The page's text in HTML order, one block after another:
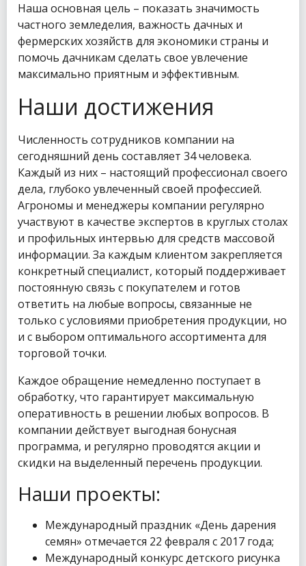
Наша основная цель – показать значимость
частного земледелия, важность дачных и
фермерских хозяйств для экономики страны и
помочь дачникам сделать свое увлечение
максимально приятным и эффективным.
Наши достижения
Численность сотрудников компании на
сегодняшний день составляет 34 человека.
Каждый из них – настоящий профессионал своего
дела, глубоко увлеченный своей профессией.
Агрономы и менеджеры компании регулярно
участвуют в качестве экспертов в круглых столах
и профильных интервью для средств массовой
информации. За каждым клиентом закрепляется
конкретный специалист, который поддерживает
постоянную связь с покупателем и готов
ответить на любые вопросы, связанные не
только с условиями приобретения продукции, но
и с выбором оптимального ассортимента для
торговой точки.
Каждое обращение немедленно поступает в
обработку, что гарантирует максимальную
оперативность в решении любых вопросов. В
компании действует выгодная бонусная
программа, и регулярно проводятся акции и
скидки на выделенный перечень продукции.
Наши проекты:
Международный праздник «День дарения
семян» отмечается 22 февраля с 2017 года;
Международный конкурс детского рисунка